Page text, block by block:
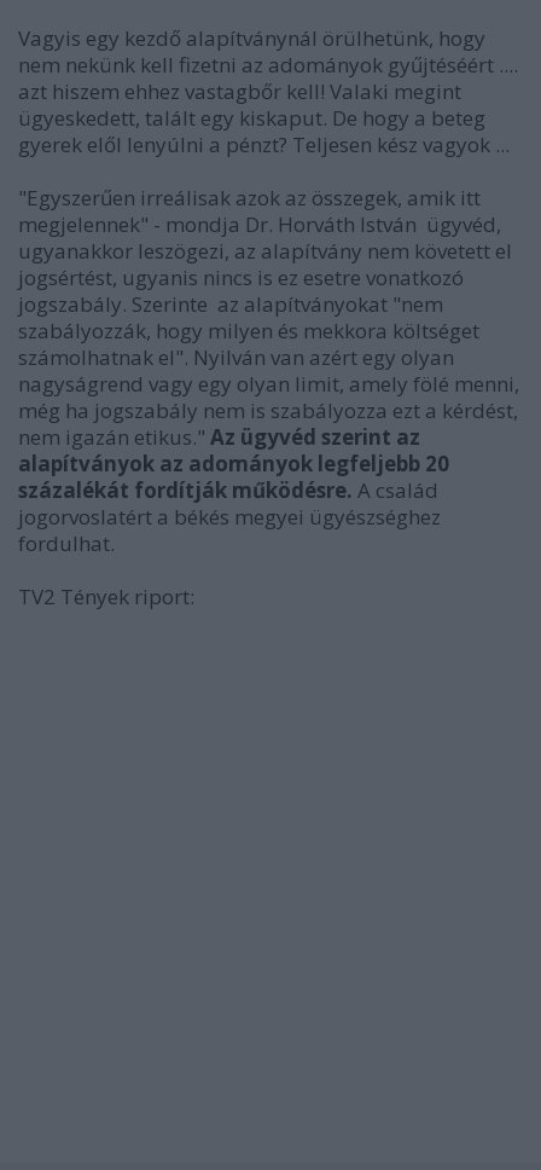
Vagyis egy kezdő alapítványnál örülhetünk, hogy
nem nekünk kell fizetni az adományok gyűjtéséért ....
azt hiszem ehhez vastagbőr kell! Valaki megint
ügyeskedett, talált egy kiskaput. De hogy a beteg
gyerek elől lenyúlni a pénzt? Teljesen kész vagyok ...
"Egyszerűen irreálisak azok az összegek, amik itt
megjelennek" - mondja Dr. Horváth István ügyvéd,
ugyanakkor leszögezi, az alapítvány nem követett el
jogsértést, ugyanis nincs is ez esetre vonatkozó
jogszabály. Szerinte az alapítványokat "nem
szabályozzák, hogy milyen és mekkora költséget
számolhatnak el". Nyilván van azért egy olyan
nagyságrend vagy egy olyan limit, amely fölé menni,
még ha jogszabály nem is szabályozza ezt a kérdést,
nem igazán etikus." Az ügyvéd szerint az
alapítványok az adományok legfeljebb 20
százalékát fordítják működésre. A család
jogorvoslatért a békés megyei ügyészséghez
fordulhat.
TV2 Tények riport: